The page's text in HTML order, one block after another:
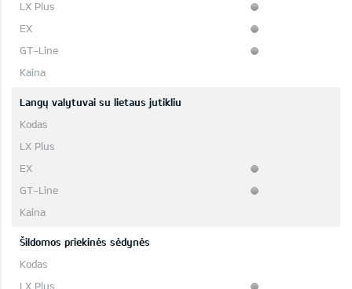
Langų valytuvai su lietaus jutikliu
Šildomos priekinės sėdynės